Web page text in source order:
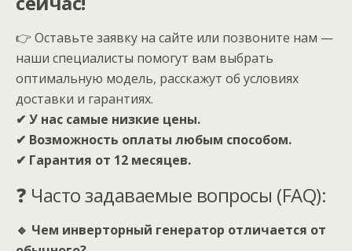
👉 Оставьте заявку на сайте или позвоните нам —
наши специалисты помогут вам выбрать
оптимальную модель, расскажут об условиях
доставки и гарантиях.
✔ У нас самые низкие цены.
✔ Возможность оплаты любым способом.
✔ Гарантия от 12 месяцев.
❓ Часто задаваемые вопросы (FAQ):
🔹 Чем инверторный генератор отличается от